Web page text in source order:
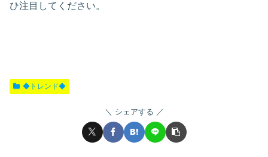
ひ注目してください。
◆トレンド◆
シェアする